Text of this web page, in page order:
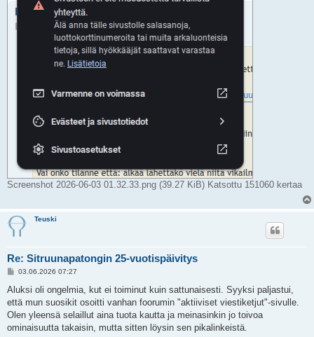
Screenshot 2026-06-03 01.32.33.png (39.27 KiB) Katsottu 151060 kertaa
Teuski
Re: Sitruunapatongin 25-vuotispäivitys
V
e
t
i
03.06.2026 07:27
Aluksi oli ongelmia, kut ei toiminut kuin sattunaisesti. Syyksi paljastui,
että mun suosikit osoitti vanhan foorumin "aktiiviset viestiketjut"-sivulle.
Olen yleensä selaillut aina tuota kautta ja meinasinkin jo toivoa
ominaisuutta takaisin, mutta sitten löysin sen pikalinkeistä.